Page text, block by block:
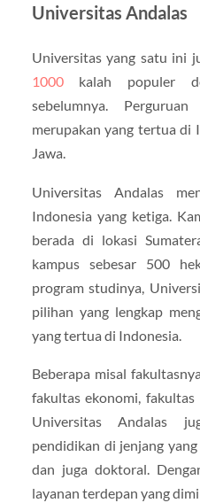
Universitas Andalas
Universitas yang satu ini
1000kalah populer
sebelumnya.
merupakan yang tertua di
Jawa.
Universitas Andalas
Indonesia yang ketiga.
berada di lokasi
kampus sebesar 500
program studinya,
pilihan yang lengkap
yang tertua di Indonesia.
Beberapa misal
fakultas ekonomi, fakultas
Universitas Andalas
pendidikan di jenjang
dan juga doktoral.
layanan terdepan yang